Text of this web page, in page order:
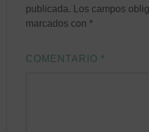
publicada.
Los campos
marcados con*
COMENTARIO *